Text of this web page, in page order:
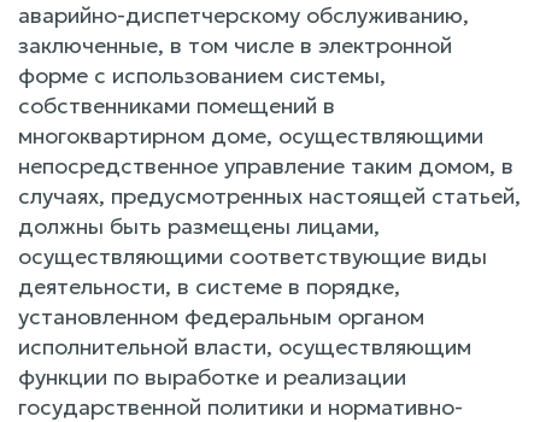
аварийно-диспетчерскому обслуживанию,
заключенные, в том числе в электронной
форме с использованием системы,
собственниками помещений в
многоквартирном доме, осуществляющими
непосредственное управление таким домом, в
случаях, предусмотренных настоящей статьей,
должны быть размещены лицами,
осуществляющими соответствующие виды
деятельности, в системе в порядке,
установленном федеральным органом
исполнительной власти, осуществляющим
функции по выработке и реализации
государственной политики и нормативно-